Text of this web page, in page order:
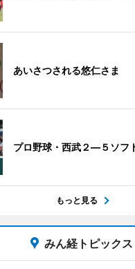
あいさつされる悠仁さま
プロ野球・西武２―５ソフ
もっと見る
みん経トピックス